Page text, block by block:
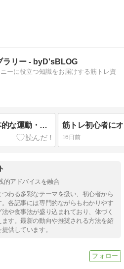
ラリー - byD'sBLOG
ーに役立つ知識をお届けする筋トレ資
健康的に痩せるための基本的な運動・食事の方法について【ダイエット・筋トレ・有酸素運動・食事・睡眠】
16日前
的アドバイスを融合
わる多彩なテーマを扱い、初心者から
。各記事には専門的ながらもわかりやす
や食事法が盛り込まれており、体づく
す。最新の動向や推奨される方法を紹
供しています。